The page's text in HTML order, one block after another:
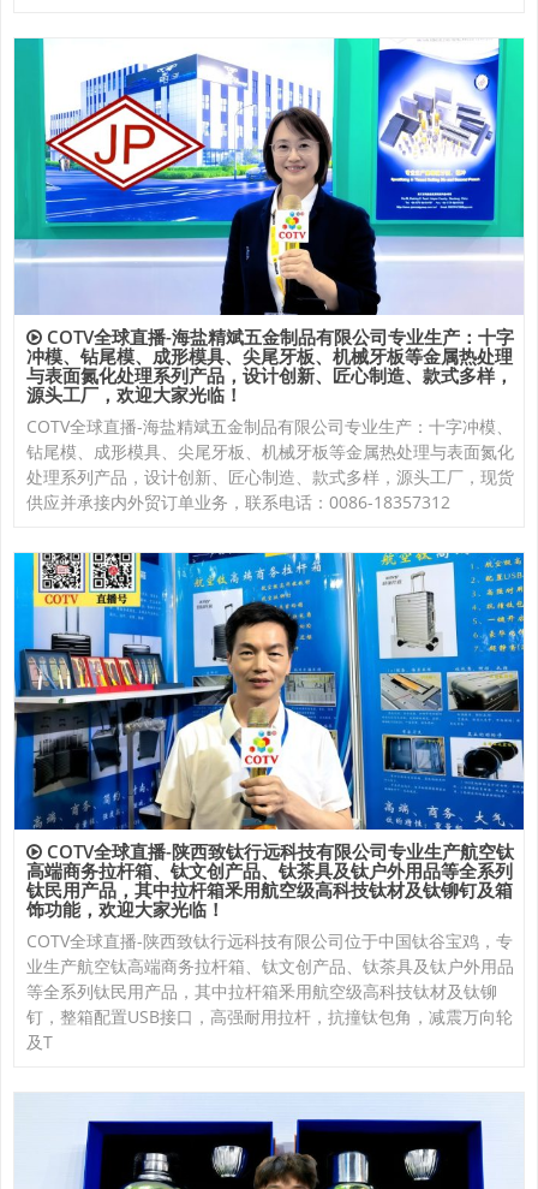
COTV全球直播-海盐精斌五金制品有限公司专业生产：十字
冲模、钻尾模、成形模具、尖尾牙板、机械牙板等金属热处理
与表面氮化处理系列产品，设计创新、匠心制造、款式多样，
源头工厂，欢迎大家光临！
COTV全球直播-海盐精斌五金制品有限公司专业生产：十字冲模、
钻尾模、成形模具、尖尾牙板、机械牙板等金属热处理与表面氮化
处理系列产品，设计创新、匠心制造、款式多样，源头工厂，现货
供应并承接内外贸订单业务，联系电话：0086-18357312
COTV全球直播-陕西致钛行远科技有限公司专业生产航空钛
高端商务拉杆箱、钛文创产品、钛茶具及钛户外用品等全系列
钛民用产品，其中拉杆箱釆用航空级高科技钛材及钛铆钉及箱
饰功能，欢迎大家光临！
COTV全球直播-陕西致钛行远科技有限公司位于中国钛谷宝鸡，专
业生产航空钛高端商务拉杆箱、钛文创产品、钛茶具及钛户外用品
等全系列钛民用产品，其中拉杆箱釆用航空级高科技钛材及钛铆
钉，整箱配置USB接口，高强耐用拉杆，抗撞钛包角，减震万向轮
及T